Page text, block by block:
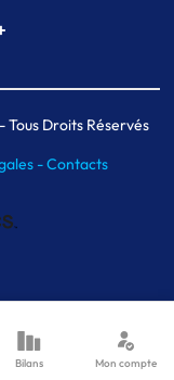
Droits Réservés
-Contacts
Bilans Mon compte